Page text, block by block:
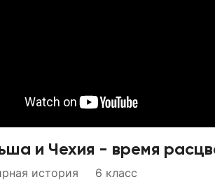
и Чехия - время
история 6 класс